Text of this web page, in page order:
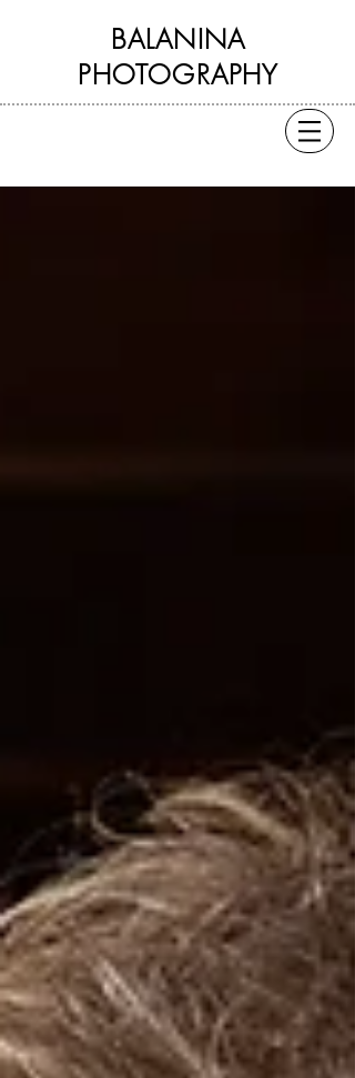
BALANINA
PHOTOGRAPHY